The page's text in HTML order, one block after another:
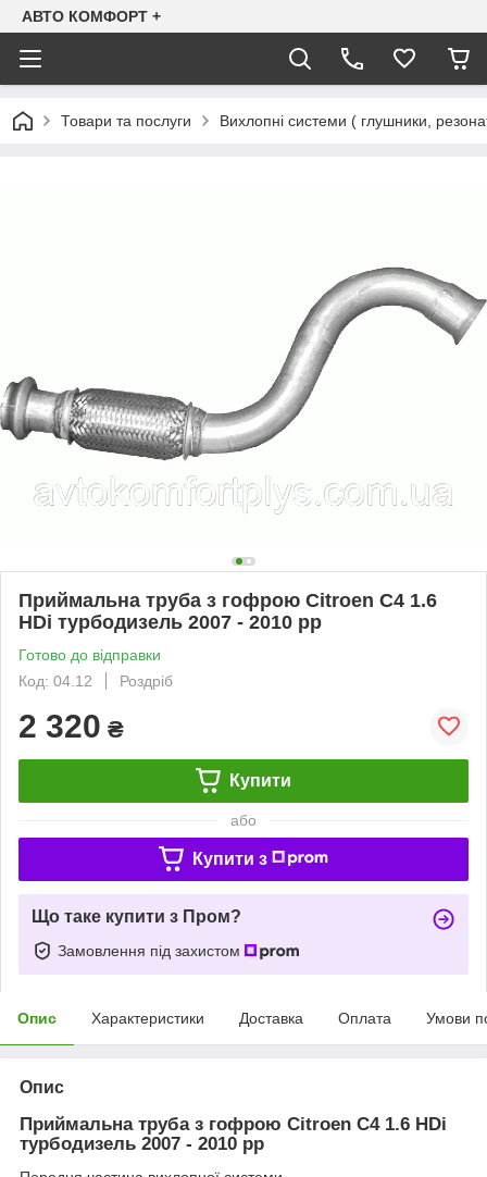
АВТО КОМФОРТ +
Товари та послуги Вихлопні системи ( глушники,
Приймальна труба з гофрою Citroen C4 1.6
HDi турбодизель 2007 - 2010 рр
Готово до відправки
Код: 04.12
Роздріб
2 320 ₴
Купити
або
Купити з
Що таке купити з Пром?
Замовлення під захистом
Опис Характеристики Доставка Оплата Умови
Опис
Приймальна труба з гофрою Citroen C4 1.6 HDi
турбодизель 2007 - 2010 рр